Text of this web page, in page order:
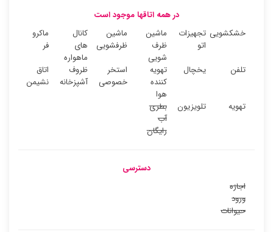
در همه اتاقها موجود است
خشکشویی تجهیزات
اتو
ماشین
ظرف
شویی
ماشین
ظرفشویی
کانال
های
ماهواره
ماکرو
فر
تلفن
یخچال
تهویه
کننده
هوا
استخر
خصوصی
ظروف
آشپزخانه
اتاق
نشیمن
تهویه
تلویزیون
بطری
آب
رایگان
دسترسی
اجازه
ورود
حیوانات